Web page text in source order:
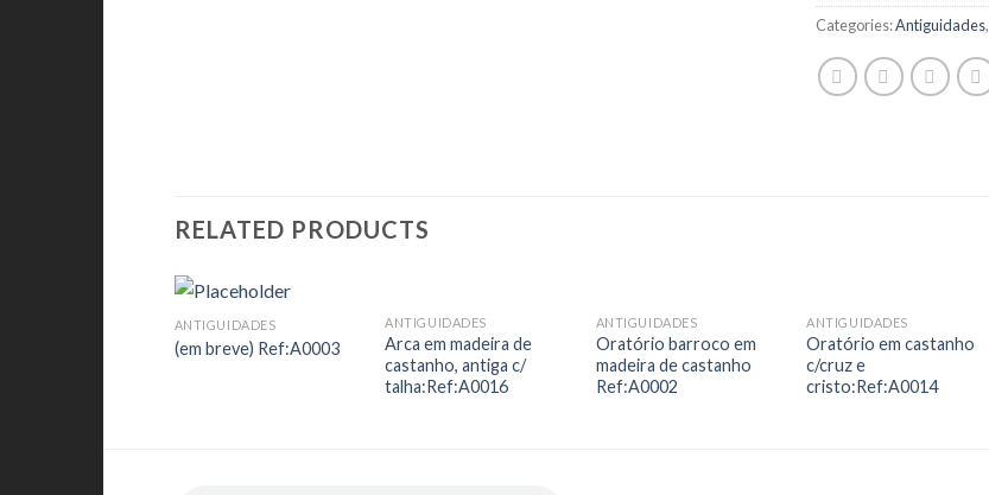
Categories:Antiguidades,
RELATED PRODUCTS
Wishlist
ANTIGUIDADES
(em breve) Ref:A0003
Add to
Wishlist
ANTIGUIDADES
Arca em madeira de
castanho, antiga c/
talha:Ref:A0016
Add to
Wishlist
ANTIGUIDADES
Oratório barroco em
madeira de castanho
Ref:A0002
Add to
Wishlist
ANTIGUIDADES
Oratório em castanho
c/cruz e
cristo:Ref:A0014